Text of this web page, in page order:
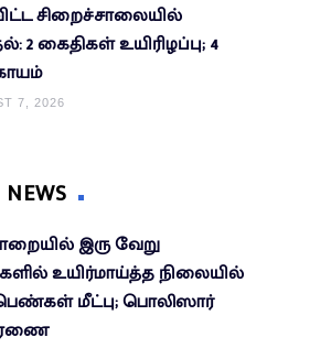
சிறைச்சாலையில்
2 கைதிகள் உயிரிழப்பு; 4
7, 2026
இரு வேறு
உயிர்மாய்த்த நிலையில்
மீட்பு; பொலிஸார்